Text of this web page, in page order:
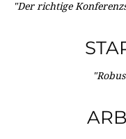
"Der richtige